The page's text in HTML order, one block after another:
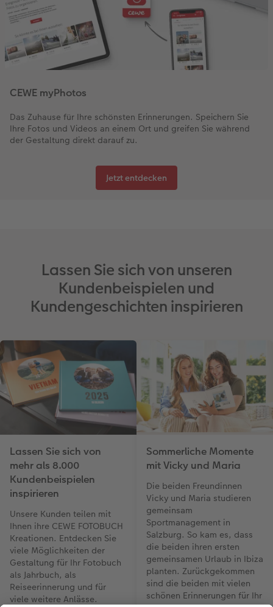
CEWE myPhotos
Das Zuhause für Ihre schönsten Erinnerungen. Speichern Sie
Ihre Fotos und Videos an einem Ort und greifen Sie während
der Gestaltung direkt darauf zu.
Jetzt entdecken
Lassen Sie sich von unseren
Kundenbeispielen und
Kundengeschichten inspirieren
Lassen Sie sich von
mehr als 8.000
Kundenbeispielen
inspirieren
Unsere Kunden teilen mit
Ihnen ihre CEWE FOTOBUCH
Kreationen. Entdecken Sie
viele Möglichkeiten der
Gestaltung für Ihr Fotobuch
als Jahrbuch, als
Reiseerinnerung und für
viele weitere Anlässe.
Sommerliche Momente
mit Vicky und Maria
Die beiden Freundinnen
Vicky und Maria studieren
gemeinsam
Sportmanagement in
Salzburg. So kam es, dass
die beiden ihren ersten
gemeinsamen Urlaub in Ibiza
planten. Zurückgekommen
sind die beiden mit vielen
schönen Erinnerungen für Ihr